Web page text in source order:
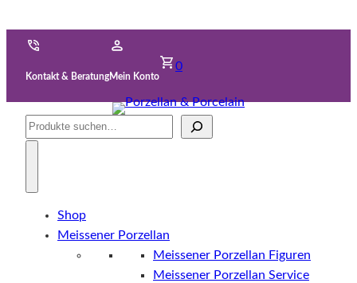
Kontakt & BeratungMein Konto
0
Suche
Shop
Meissener Porzellan
Meissener Porzellan Figuren
Meissener Porzellan Service